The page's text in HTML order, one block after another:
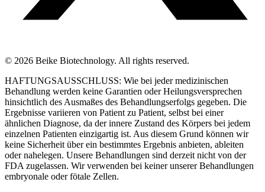
© 2026 Beike Biotechnology. All rights reserved.
HAFTUNGSAUSSCHLUSS: Wie bei jeder medizinischen
Behandlung werden keine Garantien oder Heilungsversprechen
hinsichtlich des Ausmaßes des Behandlungserfolgs gegeben. Die
Ergebnisse variieren von Patient zu Patient, selbst bei einer
ähnlichen Diagnose, da der innere Zustand des Körpers bei jedem
einzelnen Patienten einzigartig ist. Aus diesem Grund können wir
keine Sicherheit über ein bestimmtes Ergebnis anbieten, ableiten
oder nahelegen. Unsere Behandlungen sind derzeit nicht von der
FDA zugelassen. Wir verwenden bei keiner unserer Behandlungen
embryonale oder fötale Zellen.